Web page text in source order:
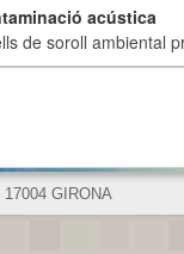
acústica
de soroll ambiental
GIRONA